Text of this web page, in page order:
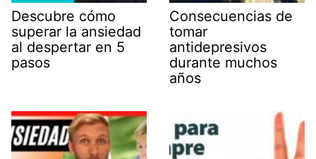
Descubre cómo
superar la ansiedad
al despertar en 5
pasos
Consecuencias de
tomar
antidepresivos
durante muchos
años